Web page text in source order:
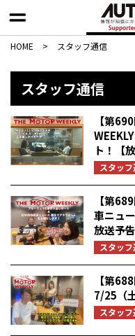
HOME > スタッフ通信
スタッフ通信
【第
ト！【
スタッ
【第
車ニュ
放送予告
スタッ
【第
7/25（
スタッ